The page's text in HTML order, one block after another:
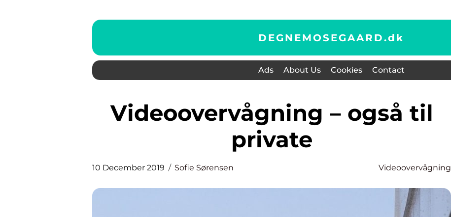
DEGNEMOSEGAARD.dk
Ads About Us Cookies Contact
Videoovervågning – også til
private
10 December 2019 Sofie Sørensen Videoovervågning